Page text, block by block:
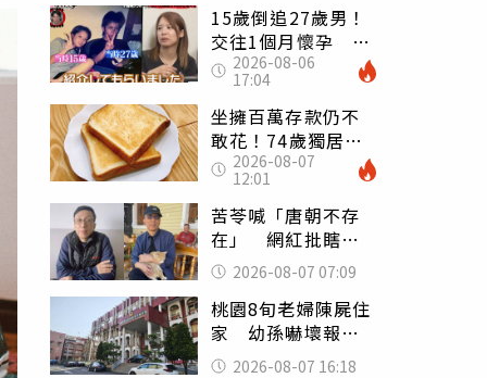
15歲倒追27歲男！
交往1個月懷孕 36
歲當阿嬤故事曝光
2026-08-06
17:04
坐擁百萬存款仍不
敢花！74歲獨居翁
「1餐只吃1片吐
司」 半年後暴瘦
嚇壞女兒
2026-08-07
12:01
苦苓喊「唐朝不存
在」 網紅批瞎編
歷史：李白、杜甫
用鮮卑文寫詩？
2026-08-07 07:09
桃園8旬老婦陳屍住
家 幼孫嚇壞報警
「公公殺了婆婆」
2026-08-07 16:18